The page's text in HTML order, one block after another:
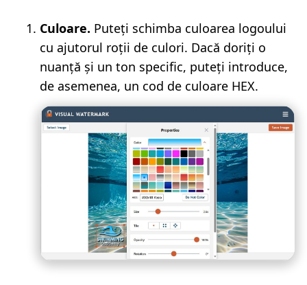
Culoare. Puteți schimba culoarea logoului
cu ajutorul roții de culori. Dacă doriți o
nuanță și un ton specific, puteți introduce,
de asemenea, un cod de culoare HEX.